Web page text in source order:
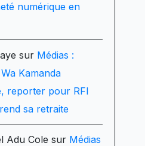
numérique en
sur Médias :
Kamanda
reporter pour RFI
sa retraite
Adu Cole sur Médias